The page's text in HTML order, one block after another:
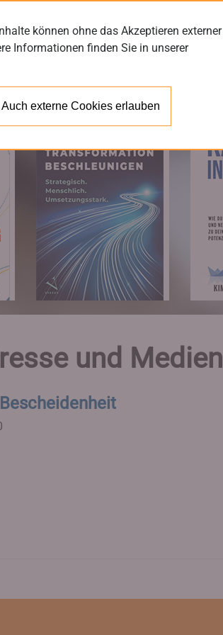
und Medien
können ohne das Akzeptieren externer
Informationen finden Sie in unserer
Auch externe Cookies erlauben